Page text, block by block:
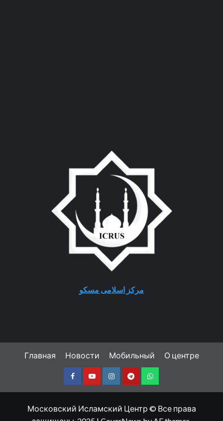
مرکز اسلامی مسکو
Главная Новости Мобильный О центре
FacebookYoutubeInstagramTelegramWhatsapp
Московский Исламский Центр © Все права